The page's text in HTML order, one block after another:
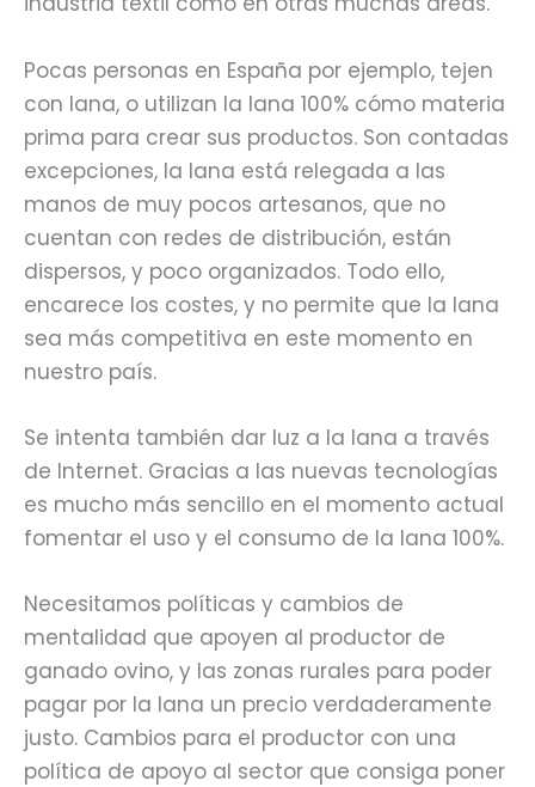
Pocas personas en España por ejemplo, tejen
con lana, o utilizan la lana 100% cómo materia
prima para crear sus productos. Son contadas
excepciones, la lana está relegada a las
manos de muy pocos artesanos, que no
cuentan con redes de distribución, están
dispersos, y poco organizados. Todo ello,
encarece los costes, y no permite que la lana
sea más competitiva en este momento en
nuestro país.
Se intenta también dar luz a la lana a través
de Internet. Gracias a las nuevas tecnologías
es mucho más sencillo en el momento actual
fomentar el uso y el consumo de la lana 100%.
Necesitamos políticas y cambios de
mentalidad que apoyen al productor de
ganado ovino, y las zonas rurales para poder
pagar por la lana un precio verdaderamente
justo. Cambios para el productor con una
política de apoyo al sector que consiga poner